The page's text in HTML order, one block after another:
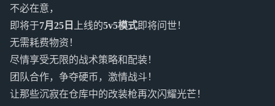
不必在意，
即将于7月25日 上线的5v5模式即将问世！
无需耗费物资！
尽情享受无限的战术策略和配装！
团队合作，争夺硬币，激情战斗！
让那些沉寂在仓库中的改装枪再次闪耀光芒！